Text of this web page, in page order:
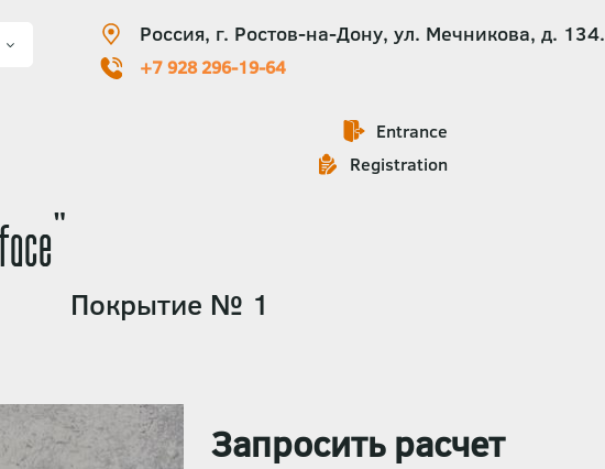
Россия, г. Ростов-на-Дону, ул. Мечникова, д. 134.
+7 928 296-19-64
Entrance
Registration
Покрытие № 1
Запросить расчет